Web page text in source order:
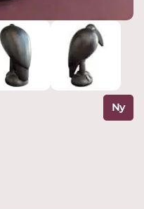
Ny